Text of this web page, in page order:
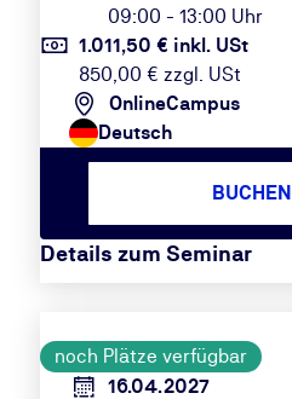
09:00 - 13:00 Uhr
1.011,50 € inkl. USt
850,00 € zzgl. USt
OnlineCampus
Deutsch
Details zum Seminar
BUCHEN
noch Plätze verfügbar
16.04.2027